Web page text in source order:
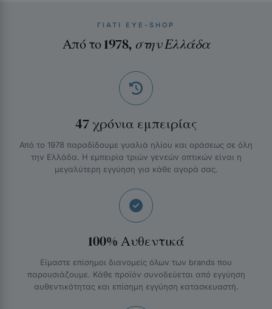
ΓΙΑΤΊ EYE-SHOP
Από το 1978, στην Ελλάδα
47 χρόνια εμπειρίας
Από το 1978 παραδίδουμε γυαλιά ηλίου και οράσεως σε όλη
την Ελλάδα. Η εμπειρία τριών γενεών οπτικών είναι η
μεγαλύτερη εγγύηση για κάθε αγορά σας.
100% Αυθεντικά
Είμαστε επίσημοι διανομείς όλων των brands που
παρουσιάζουμε. Κάθε προϊόν συνοδεύεται από εγγύηση
αυθεντικότητας και επίσημη εγγύηση κατασκευαστή.